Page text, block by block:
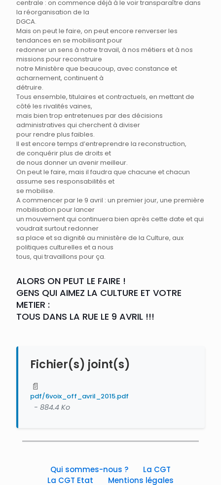
centrale : on commence déjà à le voir transparaître dans
la réorganisation de la
DGCA.
Mais on peut le faire, on peut encore renverser les
tendances en se mobilisant pour
redonner un sens à notre travail, à nos métiers et à nos
missions pour reconstruire
notre Ministère que beaucoup, avec constance et
acharnement, continuent à
détruire.
Tous ensemble, titulaires et contractuels, en mettant de
côté les rivalités vaines,
mais bien trop entretenues par des décisions
administratives qui cherchent à diviser
pour rendre plus faibles.
Il est encore temps d’entreprendre la reconstruction,
de conquérir plus de droits et
de nous donner un avenir meilleur.
On peut le faire, mais il faudra que chacune et chacun
assume ses responsabilités et
se mobilise.
A commencer par le 9 avril : un premier jour, une première
mobilisation pour lancer
un mouvement qui continuera bien après cette date et qui
voudrait surtout redonner
sa place et sa dignité au ministère de la Culture, aux
politiques culturelles et a nous
tous, qui travaillons pour ça.
ALORS ON PEUT LE FAIRE !
GENS QUI AIMEZ LA CULTURE ET VOTRE
METIER :
TOUS DANS LA RUE LE 9 AVRIL !!!
Fichier(s) joint(s)
📄
pdf/6voix_off_avril_2015.pdf
- 884.4 Ko
Qui sommes-nous ?
La CGT
La CGT Etat
Mentions légales